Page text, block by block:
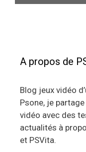
A propos de
Blog jeux vidéo
Psone, je
vidéo avec des
actualités à
et PSVita.